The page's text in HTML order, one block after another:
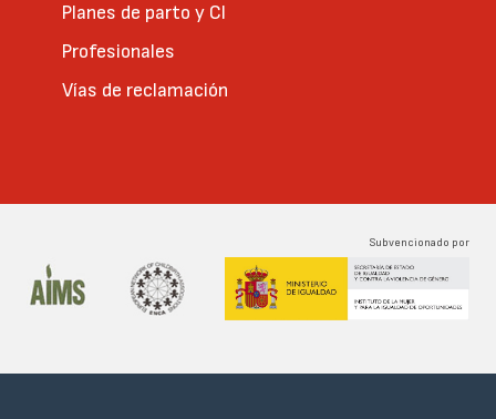
Planes de parto y CI
Profesionales
Vías de reclamación
Subvencionado por